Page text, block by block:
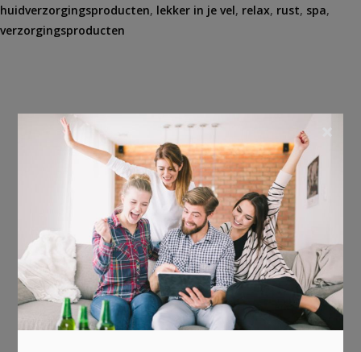
huidverzorgingsproducten, lekker in je vel, relax, rust, spa,
verzorgingsproducten